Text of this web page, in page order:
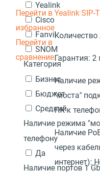
Yealink
Cisco
Fanvil
SNOM
Категория
Бизнес
Бюджет
Средний
Наличие режима
телефону
Да
Наличие портов 1
Перейти в
избранное
Перейти в
сравнение
Yealink SIP-
Количество
Гарантия: 2
Наличие
"моста"
ПК к
Наличие
через
интернет):